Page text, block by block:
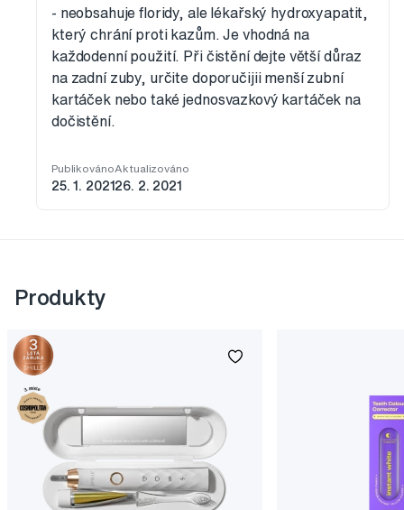
- neobsahuje floridy, ale lékařský hydroxyapatit,
který chrání proti kazům. Je vhodná na
každodenní použití. Při čistění dejte větší důraz
na zadní zuby, určite doporučijii menší zubní
kartáček nebo také jednosvazkový kartáček na
dočistění.
Publikováno
25. 1. 2021
Aktualizováno
26. 2. 2021
Produkty